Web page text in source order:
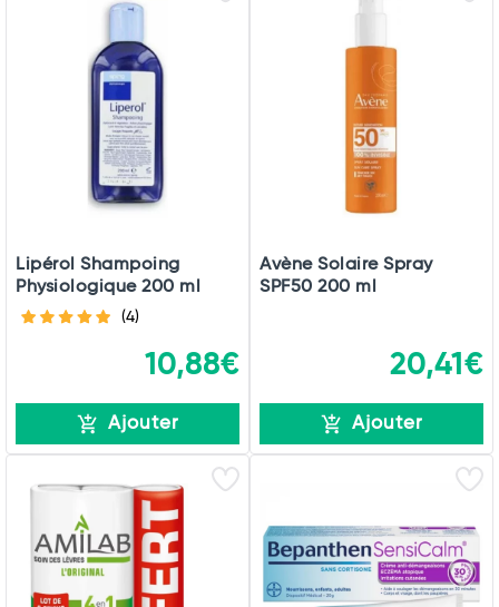
Lipérol Shampoing
Physiologique 200 ml
(4)
10,88€
Ajouter
Avène Solaire Spray
SPF50 200 ml
20,41€
Ajouter